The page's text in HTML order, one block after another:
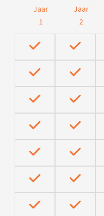
Jaar
1
Jaar
2